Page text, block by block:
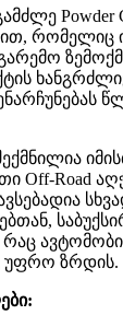
Powder
რომელიც
Off-Road
რაც
უფრო ზრდის.